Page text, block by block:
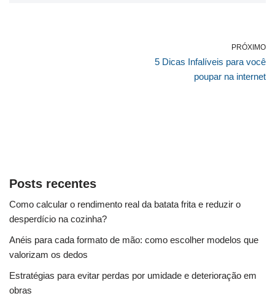
PRÓXIMO
5 Dicas Infalíveis para você
poupar na internet
Posts recentes
Como calcular o rendimento real da batata frita e reduzir o
desperdício na cozinha?
Anéis para cada formato de mão: como escolher modelos que
valorizam os dedos
Estratégias para evitar perdas por umidade e deterioração em
obras